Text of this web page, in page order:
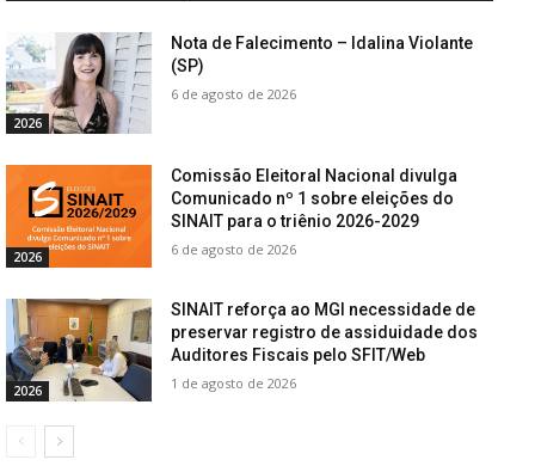
2026
Nota de Falecimento – Idalina Violante
(SP)
6 de agosto de 2026
2026
Comissão Eleitoral Nacional divulga
Comunicado nº 1 sobre eleições do
SINAIT para o triênio 2026-2029
6 de agosto de 2026
2026
SINAIT reforça ao MGI necessidade de
preservar registro de assiduidade dos
Auditores Fiscais pelo SFIT/Web
1 de agosto de 2026